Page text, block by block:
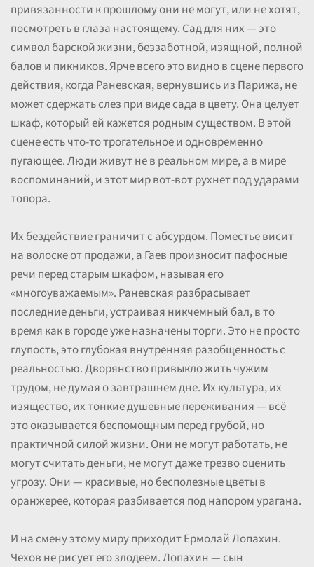
привязанности к прошлому они не могут, или не хотят,
посмотреть в глаза настоящему. Сад для них — это
символ барской жизни, беззаботной, изящной, полной
балов и пикников. Ярче всего это видно в сцене первого
действия, когда Раневская, вернувшись из Парижа, не
может сдержать слез при виде сада в цвету. Она целует
шкаф, который ей кажется родным существом. В этой
сцене есть что-то трогательное и одновременно
пугающее. Люди живут не в реальном мире, а в мире
воспоминаний, и этот мир вот-вот рухнет под ударами
топора.
Их бездействие граничит с абсурдом. Поместье висит
на волоске от продажи, а Гаев произносит пафосные
речи перед старым шкафом, называя его
«многоуважаемым». Раневская разбрасывает
последние деньги, устраивая никчемный бал, в то
время как в городе уже назначены торги. Это не просто
глупость, это глубокая внутренняя разобщенность с
реальностью. Дворянство привыкло жить чужим
трудом, не думая о завтрашнем дне. Их культура, их
изящество, их тонкие душевные переживания — всё
это оказывается беспомощным перед грубой, но
практичной силой жизни. Они не могут работать, не
могут считать деньги, не могут даже трезво оценить
угрозу. Они — красивые, но бесполезные цветы в
оранжерее, которая разбивается под напором урагана.
И на смену этому миру приходит Ермолай Лопахин.
Чехов не рисует его злодеем. Лопахин — сын